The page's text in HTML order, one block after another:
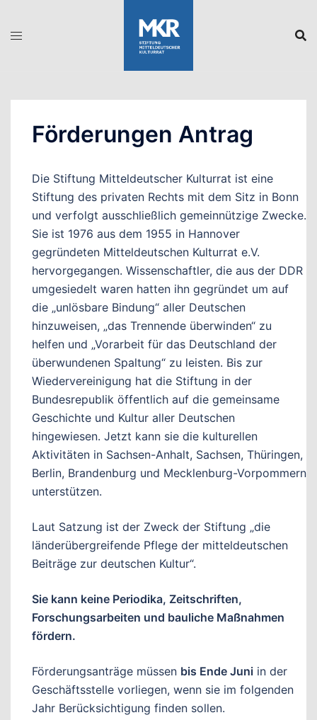
Förderungen Antrag
Die Stiftung Mitteldeutscher Kulturrat ist eine
Stiftung des privaten Rechts mit dem Sitz in Bonn
und verfolgt ausschließlich gemeinnützige Zwecke.
Sie ist 1976 aus dem 1955 in Hannover
gegründeten Mitteldeutschen Kulturrat e.V.
hervorgegangen. Wissenschaftler, die aus der DDR
umgesiedelt waren hatten ihn gegründet um auf
die „unlösbare Bindung“ aller Deutschen
hinzuweisen, „das Trennende überwinden“ zu
helfen und „Vorarbeit für das Deutschland der
überwundenen Spaltung“ zu leisten. Bis zur
Wiedervereinigung hat die Stiftung in der
Bundesrepublik öffentlich auf die gemeinsame
Geschichte und Kultur aller Deutschen
hingewiesen. Jetzt kann sie die kulturellen
Aktivitäten in Sachsen-Anhalt, Sachsen, Thüringen,
Berlin, Brandenburg und Mecklenburg-Vorpommern
unterstützen.
Laut Satzung ist der Zweck der Stiftung „die
länderübergreifende Pflege der mitteldeutschen
Beiträge zur deutschen Kultur“.
Sie kann keine Periodika, Zeitschriften,
Forschungsarbeiten und bauliche Maßnahmen
fördern.
Förderungsanträge müssen bis Ende Juni in der
Geschäftsstelle vorliegen, wenn sie im folgenden
Jahr Berücksichtigung finden sollen.